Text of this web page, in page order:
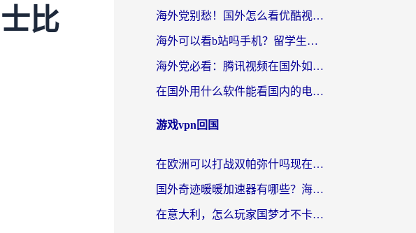
比
海外党别愁！国外怎么看优酷视频？一招解决追剧、看直播难题
海外可以看b站吗手机？留学生亲测有效的回国加速指南
海外党必看：腾讯视频在国外如何解除地域限制？附优酷咪咕使用指南
在国外用什么软件能看国内的电视剧啊？留学生亲测有效的回国加速方案
游戏vpn回国
在欧洲可以打战双帕弥什吗现在？跨越延迟墙的实战指南
国外奇迹暖暖加速器有哪些？海外党国服游戏畅玩终极指南（附亲测推荐）
在意大利，怎么玩家国梦才不卡？这份终极加速指南请收好